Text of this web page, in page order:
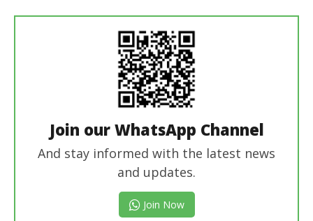
Join our WhatsApp Channel
And stay informed with the latest news
and updates.
Join Now